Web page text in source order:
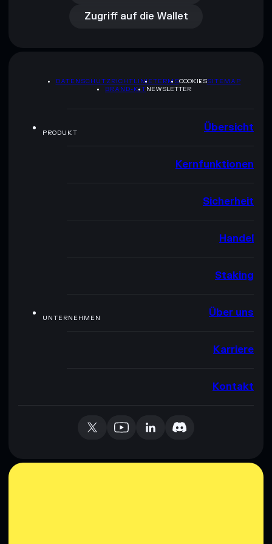
Zugriff auf die Wallet
DATENSCHUTZRICHTLINIETERMSCOOKIESSITEMAP
BRAND-KITNEWSLETTER
PRODUKT Übersicht
Kernfunktionen
Sicherheit
Handel
Staking
UNTERNEHMEN Über uns
Karriere
Kontakt